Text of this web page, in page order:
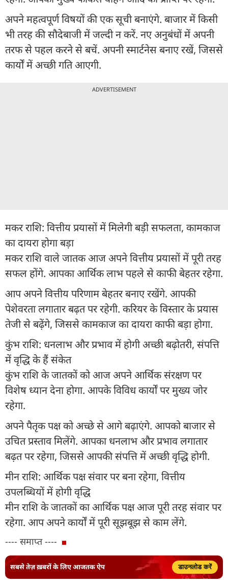
अपने महत्वपूर्ण विषयों की एक सूची बनाएंगे. बाजार में किसी
भी तरह की सौदेबाजी में जल्दी न करें. नए अनुबंधों में अपनी
तरफ से पहल करने से बचें. अपनी स्मार्टनेस बनाए रखें, जिससे
कार्यों में अच्छी गति आएगी.
ADVERTISEMENT
मकर राशि: वित्तीय प्रयासों में मिलेगी बड़ी सफलता, कामकाज
का दायरा होगा बड़ा
मकर राशि वाले जातक आज अपने वित्तीय प्रयासों में पूरी तरह
सफल होंगे. आपका आर्थिक लाभ पहले से काफी बेहतर रहेगा.
आप अपने वित्तीय परिणाम बेहतर बनाए रखेंगे. आपकी
पेशेवरता लगातार बढ़त पर रहेगी. करियर के विस्तार के प्रयास
तेजी से बढ़ेंगे, जिससे कामकाज का दायरा काफी बड़ा होगा.
कुंभ राशि: धनलाभ और प्रभाव में होगी अच्छी बढ़ोतरी, संपत्ति
में वृद्धि के हैं संकेत
कुंभ राशि के जातकों को आज अपने आर्थिक संरक्षण पर
विशेष ध्यान देना होगा. आपके विविध कार्यों पर मुख्य जोर
रहेगा.
अपने पैतृक पक्ष को अच्छे से आगे बढ़ाएंगे. आपको बाजार से
उचित प्रस्ताव मिलेंगे. आपका धनलाभ और प्रभाव लगातार
बढ़त पर रहेगा, जिससे आपकी संपत्ति में अच्छी वृद्धि होगी.
मीन राशि: आर्थिक पक्ष संवार पर बना रहेगा, वित्तीय
उपलब्धियों में होगी वृद्धि
मीन राशि के जातकों का आर्थिक पक्ष आज पूरी तरह संवार पर
रहेगा. आप अपने कार्यों में पूरी सूझबूझ से काम लेंगे.
---- समाप्त ----
सबसे तेज़ ख़बरों के लिए आजतक ऐप डाउनलोड करें